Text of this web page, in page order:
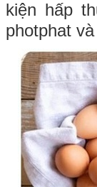
kiện hấp
photphat